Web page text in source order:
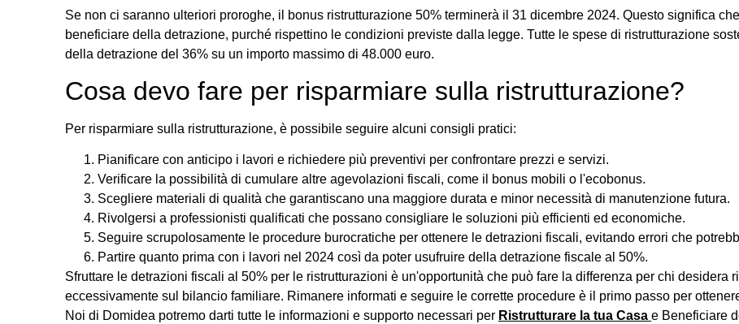
Se non ci saranno ulteriori proroghe, il bonus ristrutturazione 50% terminerà il 31 dicembre 2024. Questo significa
beneficiare della detrazione, purché rispettino le condizioni previste dalla legge. Tutte le spese di ristrutturazione
della detrazione del 36% su un importo massimo di 48.000 euro.
Cosa devo fare per risparmiare sulla ristrutturazione?
Per risparmiare sulla ristrutturazione, è possibile seguire alcuni consigli pratici:
Pianificare con anticipo i lavori e richiedere più preventivi per confrontare prezzi e servizi.
Verificare la possibilità di cumulare altre agevolazioni fiscali, come il bonus mobili o l'ecobonus.
Scegliere materiali di qualità che garantiscano una maggiore durata e minor necessità di manutenzione futura.
Rivolgersi a professionisti qualificati che possano consigliare le soluzioni più efficienti ed economiche.
Seguire scrupolosamente le procedure burocratiche per ottenere le detrazioni fiscali, evitando errori che
Partire quanto prima con i lavori nel 2024 così da poter usufruire della detrazione fiscale al 50%.
Sfruttare le detrazioni fiscali al 50% per le ristrutturazioni è un'opportunità che può fare la differenza per chi desidera
eccessivamente sul bilancio familiare. Rimanere informati e seguire le corrette procedure è il primo passo per
Noi di Domidea potremo darti tutte le informazioni e supporto necessari per Ristrutturare la tua Casa e Beneficiare